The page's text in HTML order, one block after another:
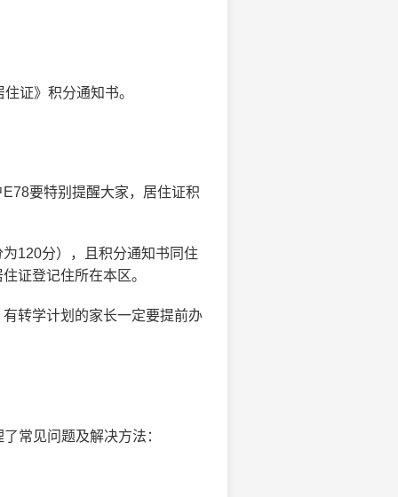
证》积分通知书。
要特别提醒大家，居住证积
120分），且积分通知书同住
证登记住所在本区。
转学计划的家长一定要提前办
常见问题及解决方法：